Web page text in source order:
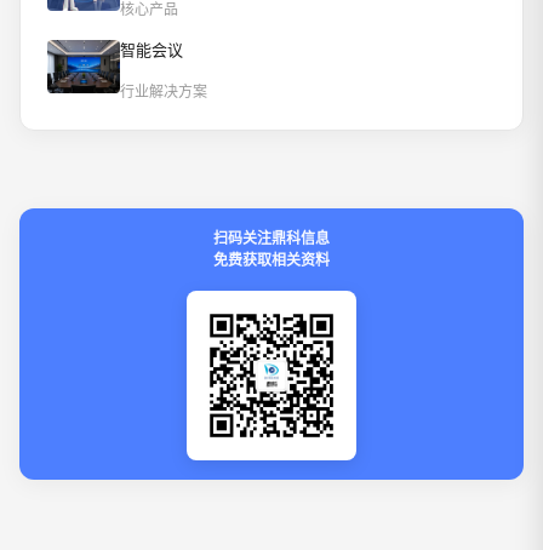
核心产品
智能会议
行业解决方案
扫码关注鼎科信息
免费获取相关资料